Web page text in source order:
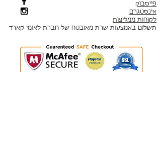
פייסבוק
אינסטגרם
לקוחות ממליצות
תשלום באמצעות שרת מאובטח של חברת לאומי קארד